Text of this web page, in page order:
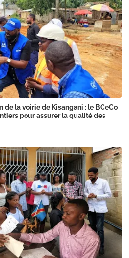
de la voirie de Kisangani : le BCeCo
pour assurer la qualité des